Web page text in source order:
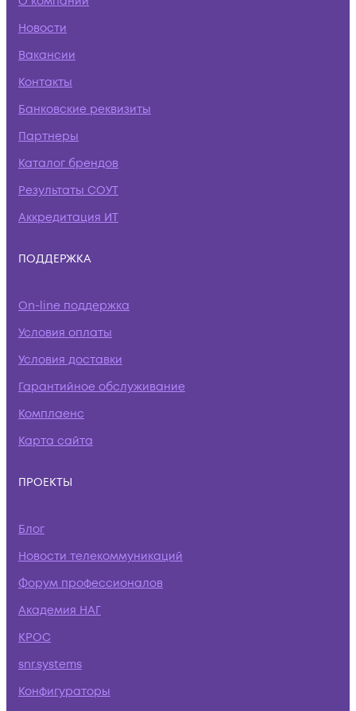
Новости
Вакансии
Контакты
Банковские реквизиты
Партнеры
Каталог брендов
Результаты СОУТ
Аккредитация ИТ
ПОДДЕРЖКА
On-line поддержка
Условия оплаты
Условия доставки
Гарантийное обслуживание
Комплаенс
Карта сайта
ПРОЕКТЫ
Блог
Новости телекоммуникаций
Форум профессионалов
Академия НАГ
КРОС
snr.systems
Конфигураторы